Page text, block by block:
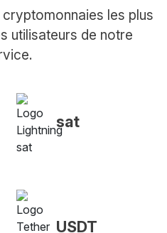
les plus
utilisateurs de notre
sat
USDT